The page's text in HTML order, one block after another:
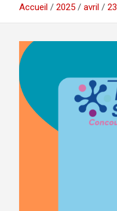
Accueil 2025 avril 23